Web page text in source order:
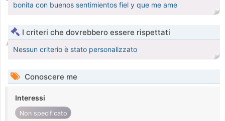
bonita con buenos sentimientos fiel y que me ame
I criteri che dovrebbero essere rispettati
Nessun criterio è stato personalizzato
Conoscere me
Interessi
Non specificato